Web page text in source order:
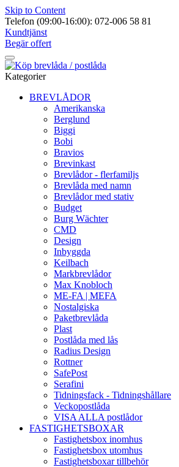
Skip to Content
Telefon (09:00-16:00): 072-006 58 81
Kundtjänst
Begär offert
Kategorier
BREVLÅDOR
Amerikanska
Berglund
Biggi
Bobi
Bravios
Brevinkast
Brevlådor - flerfamiljs
Brevlåda med namn
Brevlådor med stativ
Budget
Burg Wächter
CMD
Design
Inbyggda
Keilbach
Markbrevlådor
Max Knobloch
ME-FA | MEFA
Nostalgiska
Paketbrevlåda
Plast
Postlåda med lås
Radius Design
Rottner
SafePost
Serafini
Tidningsfack - Tidningshållare
Veckopostlåda
VISA ALLA postlådor
FASTIGHETSBOXAR
Fastighetsbox inomhus
Fastighetsbox utomhus
Fastighetsboxar tillbehör